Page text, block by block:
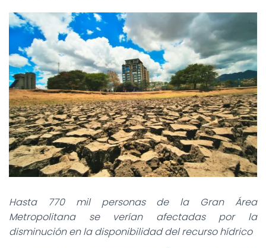
G
I
O
N
Hasta 770 mil personas de la Gran Área
Metropolitana se verían afectadas por la
disminución en la disponibilidad del recurso hídrico